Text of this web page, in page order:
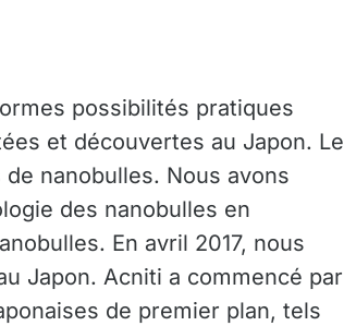
possibilités pratiques
et découvertes au Japon. Le
nanobulles. Nous avons
des nanobulles en
En avril 2017, nous
Japon. Acniti a commencé par
de premier plan, tels